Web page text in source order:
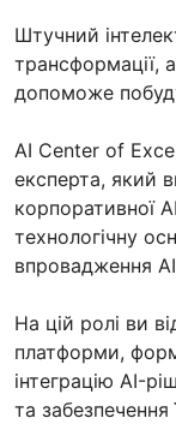
Штучний
трансформації,
допоможе
AI Center of
експерта, який
корпоративної
технологічну
впровадження
На цій ролі ви
платформи,
інтеграцію AI-
та забезпечення